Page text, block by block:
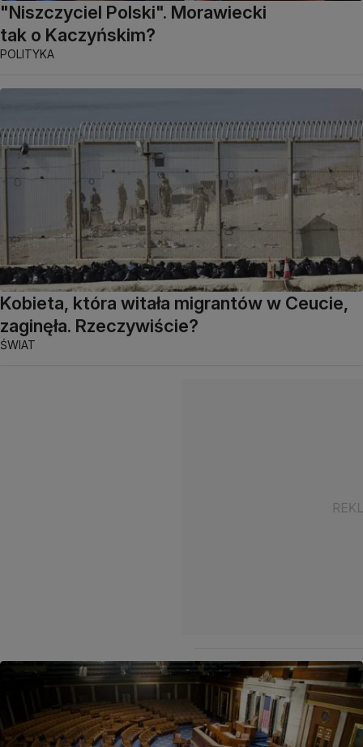
"Niszczyciel Polski". Morawiecki
tak o Kaczyńskim?
POLITYKA
Kobieta, która witała migrantów w Ceucie,
zaginęła. Rzeczywiście?
ŚWIAT